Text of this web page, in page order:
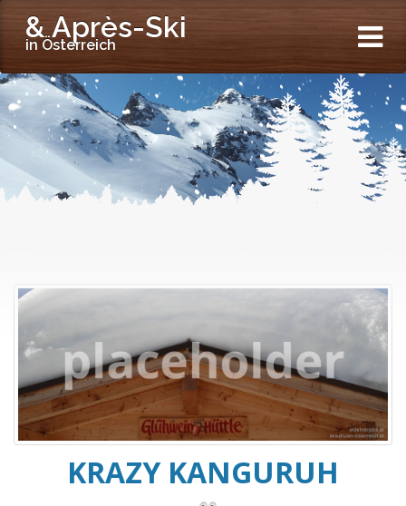
& Après-Ski
in Österreich
KRAZY KANGURUH